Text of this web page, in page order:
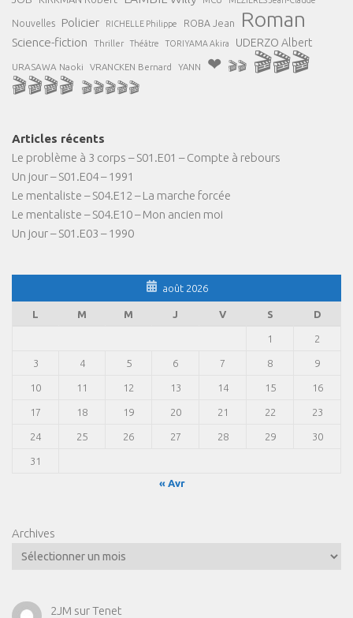
Nouvelles Policier RICHELLE Philippe ROBA Jean Roman
Science-fiction Thriller Théâtre TORIYAMA Akira UDERZO Albert
URASAWA Naoki VRANCKEN Bernard YANN ❤ 🎬🎬 🎬🎬🎬
🎬🎬🎬🎬 🎬🎬🎬🎬🎬
Articles récents
Le problème à 3 corps – S01.E01 – Compte à rebours
Un jour – S01.E04 – 1991
Le mentaliste – S04.E12 – La marche forcée
Le mentaliste – S04.E10 – Mon ancien moi
Un jour – S01.E03 – 1990
août 2026
L M M J V S D
1 2
3 4 5 6 7 8 9
10 11 12 13 14 15 16
17 18 19 20 21 22 23
24 25 26 27 28 29 30
31
« Avr
Archives
2JM surTenet